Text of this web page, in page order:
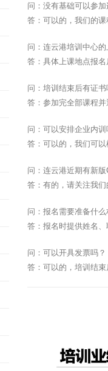
问：没有基础可以参
答：可以的，我们的
问：连云港培训中心
答：具体上课地点报
问：培训结束后有证书
答：参加完全部课程
问：可以安排企业内训
答：可以的，我们可
问：连云港近期有新
答：有的，请关注我
问：报名需要准备什
答：报名时提供姓名
问：可以开具发票吗？
答：可以的，培训结